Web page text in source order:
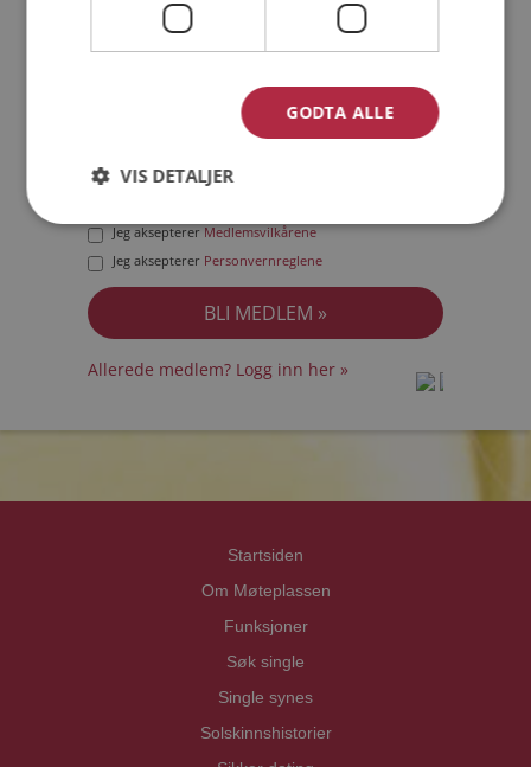
Jeg akseptererMedlemsvilkårene
Jeg aksepterer Personvernreglene
Allerede medlem? Logg inn her »
Startsiden
Om Møteplassen
Funksjoner
Søk single
Single synes
Solskinnshistorier
GODTA ALLE
VIS DETALJER